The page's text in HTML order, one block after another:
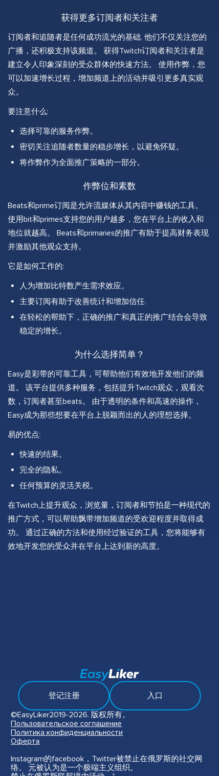
获得更多订阅者和关注者
订阅者和追随者是任何成功流光的基础. 他们不仅关注您的
广播，还积极支持该频道。 获得Twitch订阅者和关注者是
建立令人印象深刻的受众群体的快速方法。 使用作弊，您
可以加速增长过程，增加频道上的活动并吸引更多真实观
众。
要注意什么:
选择可靠的服务作弊。
密切关注追随者数量的稳步增长，以避免怀疑。
将作弊作为全面推广策略的一部分。
作弊位和素数
Beats和prime订阅是允许流媒体从其内容中赚钱的工具。
使用bit和primes支持您的用户越多，您在平台上的收入和
地位就越高。 Beats和primaries的推广有助于提高财务表现
并激励其他观众支持。
它是如何工作的:
人为增加比特数产生需求效应。
主要订阅有助于改善统计和增加信任.
在轻松的帮助下，正确的推广和真正的推广结合会导致
稳定的增长。
为什么选择简单？
Easy是彩带的可靠工具，可帮助他们有效地开发他们的频
道。 该平台提供多种服务，包括提升Twitch观众，观看次
数，订阅者甚至beats。 由于透明的条件和高速的操作，
Easy成为那些想要在平台上脱颖而出的人的理想选择。
易的优点:
快速的结果。
完全的隐私。
任何预算的灵活关税。
在Twitch上提升观众，浏览量，订阅者和节拍是一种现代的
推广方式，可以帮助飘带增加频道的受欢迎程度并取得成
功。 通过正确的方法和使用经过验证的工具，您将能够有
效地开发您的受众并在平台上达到新的高度。
登记注册
入口
©EasyLiker2019-2026. 版权所有。
Пользовательское соглашение
Политика конфиденциальности
Оферта
Instagram的facebook，Twitter被禁止在俄罗斯的社交网
络。 元被认为是一个极端主义组织。